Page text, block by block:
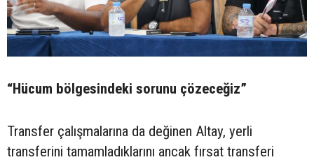
“Hücum bölgesindeki sorunu çözeceğiz”
Transfer çalışmalarına da değinen Altay, yerli
transferini tamamladıklarını ancak fırsat transferi